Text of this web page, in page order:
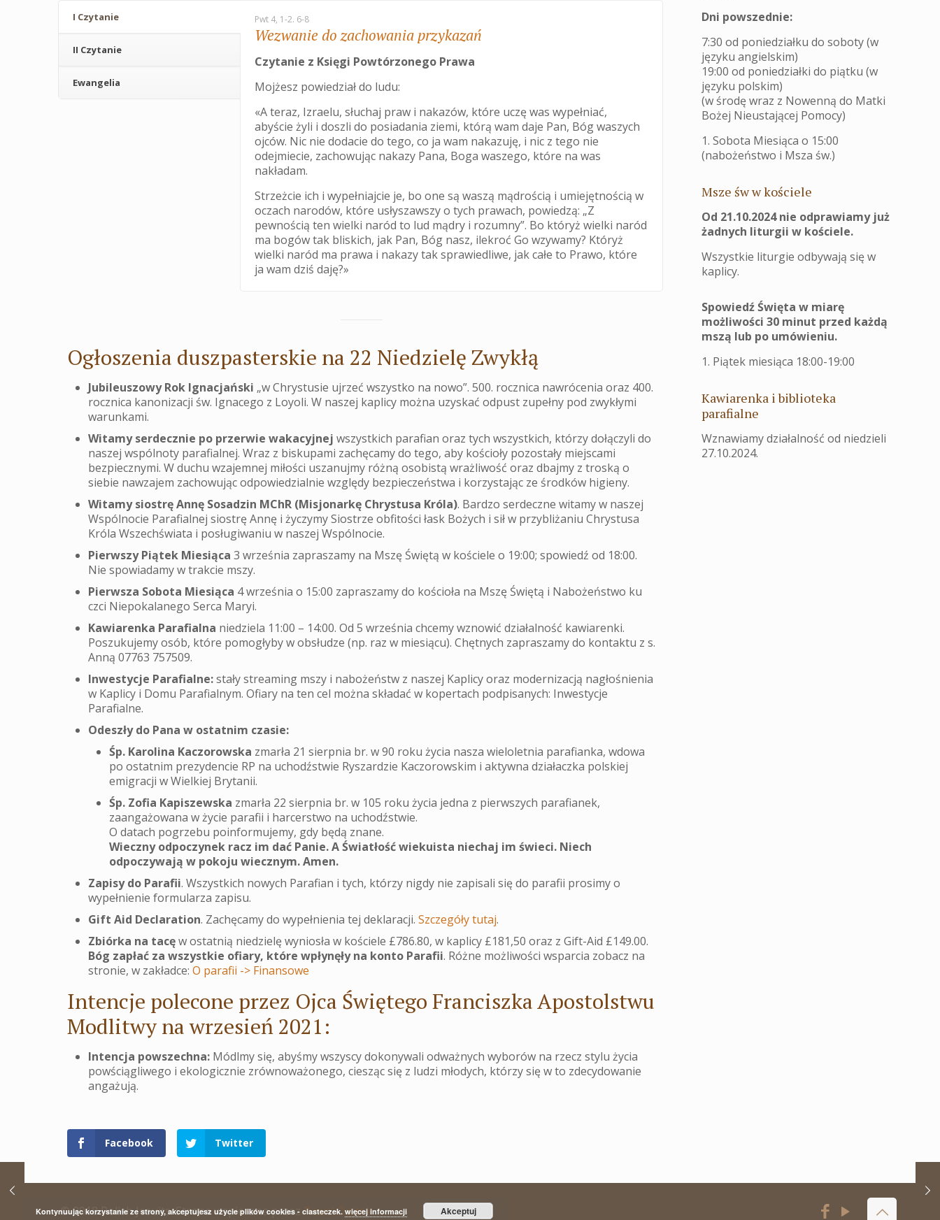
I Czytanie
II Czytanie
Ewangelia
Pwt 4, 1-2. 6-8
Wezwanie do zachowania przykazań
Czytanie z Księgi Powtórzonego Prawa
Mojżesz powiedział do ludu:
«A teraz, Izraelu, słuchaj praw i nakazów, które uczę was wypełniać,
abyście żyli i doszli do posiadania ziemi, którą wam daje Pan, Bóg waszych
ojców. Nic nie dodacie do tego, co ja wam nakazuję, i nic z tego nie
odejmiecie, zachowując nakazy Pana, Boga waszego, które na was
nakładam.
Strzeżcie ich i wypełniajcie je, bo one są waszą mądrością i umiejętnością w
oczach narodów, które usłyszawszy o tych prawach, powiedzą: „Z
pewnością ten wielki naród to lud mądry i rozumny”. Bo któryż wielki naród
ma bogów tak bliskich, jak Pan, Bóg nasz, ilekroć Go wzywamy? Któryż
wielki naród ma prawa i nakazy tak sprawiedliwe, jak całe to Prawo, które
ja wam dziś daję?»
Ogłoszenia duszpasterskie na 22 Niedzielę Zwykłą
Jubileuszowy Rok Ignacjański „w Chrystusie ujrzeć wszystko na nowo”. 500. rocznica nawrócenia oraz 400.
rocznica kanonizacji św. Ignacego z Loyoli. W naszej kaplicy można uzyskać odpust zupełny pod zwykłymi
warunkami.
Witamy serdecznie po przerwie wakacyjnej wszystkich parafian oraz tych wszystkich, którzy dołączyli do
naszej wspólnoty parafialnej. Wraz z biskupami zachęcamy do tego, aby kościoły pozostały miejscami
bezpiecznymi. W duchu wzajemnej miłości uszanujmy różną osobistą wrażliwość oraz dbajmy z troską o
siebie nawzajem zachowując odpowiedzialnie względy bezpieczeństwa i korzystając ze środków higieny.
Witamy siostrę Annę Sosadzin MChR (Misjonarkę Chrystusa Króla). Bardzo serdeczne witamy w naszej
Wspólnocie Parafialnej siostrę Annę i życzymy Siostrze obfitości łask Bożych i sił w przybliżaniu Chrystusa
Króla Wszechświata i posługiwaniu w naszej Wspólnocie.
Pierwszy Piątek Miesiąca 3 września zapraszamy na Mszę Świętą w kościele o 19:00; spowiedź od 18:00.
Nie spowiadamy w trakcie mszy.
Pierwsza Sobota Miesiąca 4 września o 15:00 zapraszamy do kościoła na Mszę Świętą i Nabożeństwo ku
czci Niepokalanego Serca Maryi.
Kawiarenka Parafialna niedziela 11:00 – 14:00. Od 5 września chcemy wznowić działalność kawiarenki.
Poszukujemy osób, które pomogłyby w obsłudze (np. raz w miesiącu). Chętnych zapraszamy do kontaktu z s.
Anną 07763 757509.
Inwestycje Parafialne:stały streaming mszy i nabożeństw z naszej Kaplicy oraz modernizacją nagłośnienia
w Kaplicy i Domu Parafialnym. Ofiary na ten cel można składać w kopertach podpisanych: Inwestycje
Parafialne.
Odeszły do Pana w ostatnim czasie:
Śp. Karolina Kaczorowska zmarła 21 sierpnia br. w 90 roku życia nasza wieloletnia parafianka, wdowa
po ostatnim prezydencie RP na uchodźstwie Ryszardzie Kaczorowskim i aktywna działaczka polskiej
emigracji w Wielkiej Brytanii.
Śp. Zofia Kapiszewska zmarła 22 sierpnia br. w 105 roku życia jedna z pierwszych parafianek,
zaangażowana w życie parafii i harcerstwo na uchodźstwie.
O datach pogrzebu poinformujemy, gdy będą znane.
Wieczny odpoczynek racz im dać Panie. A Światłość wiekuista niechaj im świeci. Niech
odpoczywają w pokoju wiecznym. Amen.
Zapisy do Parafii. Wszystkich nowych Parafian i tych, którzy nigdy nie zapisali się do parafii prosimy o
wypełnienie formularza zapisu.
Gift Aid Declaration. Zachęcamy do wypełnienia tej deklaracji. Szczegóły tutaj.
Zbiórka na tacęw ostatnią niedzielę wyniosła w kościele £786.80, w kaplicy £181,50 oraz z Gift-Aid £149.00.
Bóg zapłać za wszystkie ofiary, które wpłynęły na konto Parafii. Różne możliwości wsparcia zobacz na
stronie, w zakładce: O parafii -> Finansowe
Intencje polecone przez Ojca Świętego Franciszka Apostolstwu
Modlitwy na wrzesień 2021:
Intencja powszechna:Módlmy się, abyśmy wszyscy dokonywali odważnych wyborów na rzecz stylu życia
powściągliwego i ekologicznie zrównoważonego, ciesząc się z ludzi młodych, którzy się w to zdecydowanie
angażują.
Facebook Twitter
Dni powszednie:
7:30 od poniedziałku do soboty (w
języku angielskim)
19:00 od poniedziałki do piątku (w
języku polskim)
(w środę wraz z Nowenną do Matki
Bożej Nieustającej Pomocy)
1. Sobota Miesiąca o 15:00
(nabożeństwo i Msza św.)
Msze św w kościele
Od 21.10.2024 nie odprawiamy już
żadnych liturgii w kościele.
Wszystkie liturgie odbywają się w
kaplicy.
Spowiedź Święta w miarę
możliwości 30 minut przed każdą
mszą lub po umówieniu.
1. Piątek miesiąca 18:00-19:00
Kawiarenka i biblioteka
parafialne
Wznawiamy działalność od niedzieli
27.10.2024.
© 2018 Polish Jesuits. Strona wspierana przezPawel Opitek
Kontynuując korzystanie ze strony, akceptujesz użycie plików cookies - ciasteczek. więcej informacji Akceptuj